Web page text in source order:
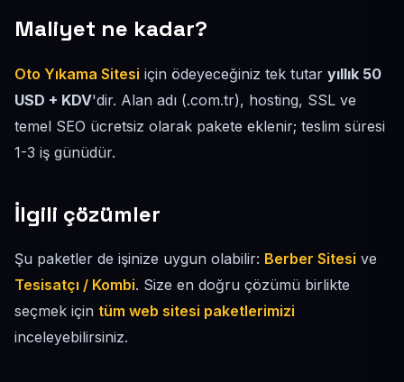
Maliyet ne kadar?
Oto Yıkama Sitesi için ödeyeceğiniz tek tutar yıllık 50
USD + KDV'dir. Alan adı (.com.tr), hosting, SSL ve
temel SEO ücretsiz olarak pakete eklenir; teslim süresi
1-3 iş günüdür.
İlgili çözümler
Şu paketler de işinize uygun olabilir: Berber Sitesi ve
Tesisatçı / Kombi. Size en doğru çözümü birlikte
seçmek için tüm web sitesi paketlerimizi
inceleyebilirsiniz.